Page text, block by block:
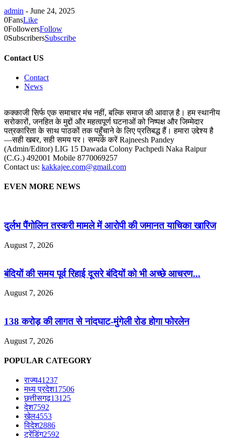
admin - June 24, 2025
0FansLike
0FollowersFollow
0SubscribersSubscribe
Contact US
Contact
News
कक्काजी सिर्फ एक समाचार मंच नहीं, बल्कि समाज की आवाज़ है। हम स्थानीय
सरोकारों, जनहित के मुद्दों और महत्वपूर्ण घटनाओं को निष्पक्ष और जिम्मेदार
पत्रकारिता के साथ पाठकों तक पहुँचाने के लिए प्रतिबद्ध हैं। हमारा उद्देश्य है
—सही खबर, सही समय पर। सम्पर्क करें Rajneesh Pandey
(Admin/Editor) LIG 15 Dawada Colony Pachpedi Naka Raipur
(C.G.) 492001 Mobile 8770069257
Contact us: kakkajee.com@gmail.com
EVEN MORE NEWS
दुर्लभ पैंगोलिन तस्करी मामले में आरोपी की जमानत याचिका खारिज
August 7, 2026
बंदियों की समय पूर्व रिहाई दूसरे बंदियों को भी अच्छे आचरण...
August 7, 2026
138 करोड़ की लागत से नांदघाट-मुंगेली रोड होगा फोरलेन
August 7, 2026
POPULAR CATEGORY
राज्य41237
मध्य प्रदेश17506
छत्तीसगढ़13125
देश7592
खेल4553
विदेश2886
ट्रेंडिंग2592